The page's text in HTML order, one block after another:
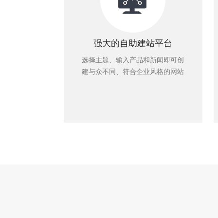
强大的自助建站平台
选择主题、输入产品和新闻即可创
建与众不同、符合企业风格的网站